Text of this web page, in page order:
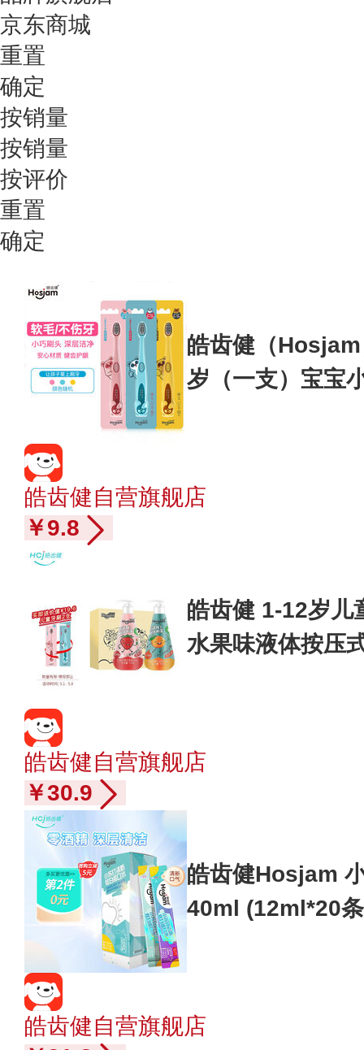
京东商城
重置
确定
按销量
按销量
按评价
重置
确定
皓齿健（
岁（一支）宝宝
皓齿健自营旗舰店
￥9.8
皓齿健 1-12岁儿
水果味液体按压
皓齿健自营旗舰店
￥30.9
皓齿健Hosjam
40ml (12ml*20
皓齿健自营旗舰店